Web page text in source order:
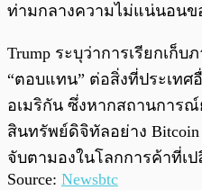
ท่ามกลางความไม่แน่นอนข
Trump ระบุว่าการเรียกเก็บ
“ตอบแทน” ต่อสิ่งที่ประเทศ
อเมริกัน ซึ่งหากสถานการ
สินทรัพย์ดิจิทัลอย่าง
จับตามองในโลกการค้าที่เ
Source: Newsbtc